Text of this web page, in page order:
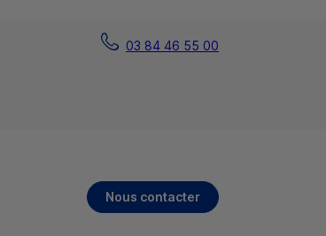
03 84 46 55 00
Nous contacter